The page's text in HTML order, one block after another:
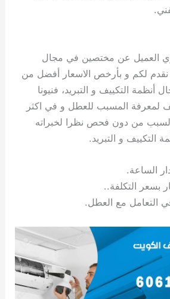
العميل عن مختصين في مجال
نقدم لكم و بأرخص الاسعار أفضل من
التكييف و التبريد، فنيونا
لمعرفة المسبب للعطل و في اكثر
السبب من دون فحص نظرا لخبراته
التكييف و التبريد.
الساعة.
بسعر التكلفة..
التعامل مع العطل.